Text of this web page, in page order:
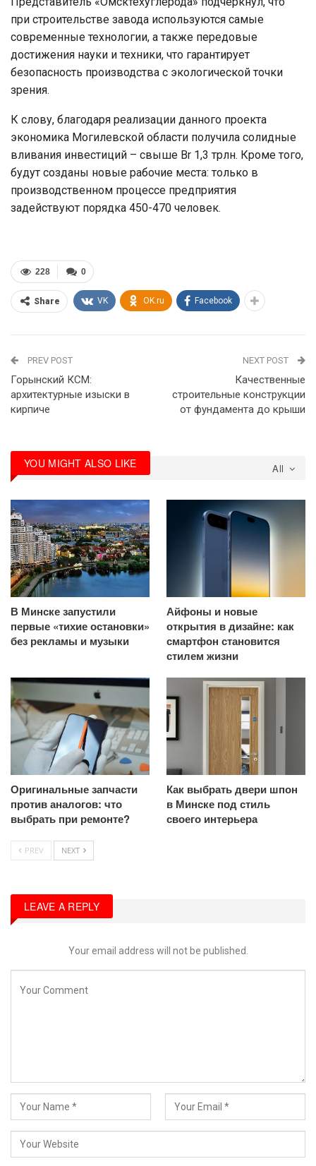
при строительстве завода используются самые
современные технологии, а также передовые
достижения науки и техники, что гарантирует
безопасность производства с экологической точки
зрения.
К слову, благодаря реализации данного проекта
экономика Могилевской области получила солидные
вливания инвестиций – свыше Br 1,3 трлн. Кроме того,
будут созданы новые рабочие места: только в
производственном процессе предприятия
задействуют порядка 450-470 человек.
0
228
Share VK OK.ru Facebook
PREV POST
Горынский КСМ:
архитектурные изыски в
кирпиче
NEXT POST
Качественные
строительные конструкции
от фундамента до крыши
All
YOU MIGHT ALSO LIKE
В Минске запустили
первые «тихие остановки»
без рекламы и музыки
Айфоны и новые
открытия в дизайне: как
смартфон становится
стилем жизни
Оригинальные запчасти
против аналогов: что
выбрать при ремонте?
Как выбрать двери шпон
в Минске под стиль
своего интерьера
PREV NEXT
LEAVE A REPLY
Your email address will not be published.